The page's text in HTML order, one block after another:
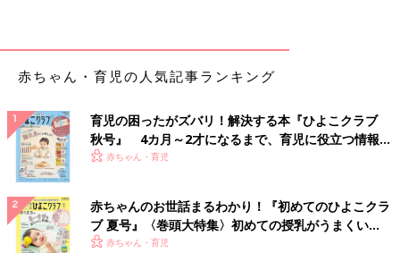
赤ちゃん・育児の人気記事ランキング
育児の困ったがズバリ！解決する本『ひよこクラブ
秋号』 4カ月～2才になるまで、育児に役立つ情報が
いっぱい！
赤ちゃん・育児
赤ちゃんのお世話まるわかり！『初めてのひよこクラ
ブ 夏号』〈巻頭大特集〉初めての授乳がうまくい
く！ おっぱい・ミルクの基本と夏のトラブル 解決テ
赤ちゃん・育児